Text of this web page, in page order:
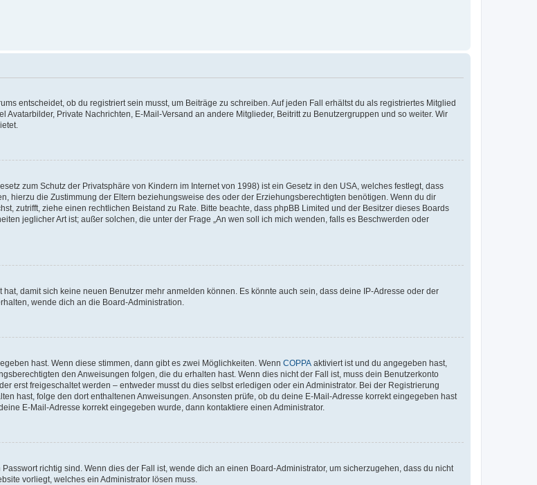
entscheidet, ob du registriert sein musst, um Beiträge zu schreiben. Auf jeden Fall erhältst du als registriertes Mitglied
Private Nachrichten, E-Mail-Versand an andere Mitglieder, Beitritt zu Benutzergruppen und so weiter. Wir
zum Schutz der Privatsphäre von Kindern im Internet von 1998) ist ein Gesetz in den USA, welches festlegt, dass
hierzu die Zustimmung der Eltern beziehungsweise des oder der Erziehungsberechtigten benötigen. Wenn du dir
zutrifft, ziehe einen rechtlichen Beistand zu Rate. Bitte beachte, dass phpBB Limited und der Besitzer dieses Boards
jeglicher Art ist; außer solchen, die unter der Frage „An wen soll ich mich wenden, falls es Beschwerden oder
damit sich keine neuen Benutzer mehr anmelden können. Es könnte auch sein, dass deine IP-Adresse oder der
wende dich an die Board-Administration.
hast. Wenn diese stimmen, dann gibt es zwei Möglichkeiten. Wenn COPPA aktiviert ist und du angegeben hast,
den Anweisungen folgen, die du erhalten hast. Wenn dies nicht der Fall ist, muss dein Benutzerkonto
erst freigeschaltet werden – entweder musst du dies selbst erledigen oder ein Administrator. Bei der Registrierung
hast, folge den dort enthaltenen Anweisungen. Ansonsten prüfe, ob du deine E-Mail-Adresse korrekt eingegeben hast
E-Mail-Adresse korrekt eingegeben wurde, dann kontaktiere einen Administrator.
richtig sind. Wenn dies der Fall ist, wende dich an einen Board-Administrator, um sicherzugehen, dass du nicht
vorliegt, welches ein Administrator lösen muss.